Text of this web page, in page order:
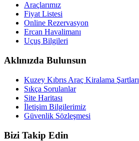
Araçlarımız
Fiyat Listesi
Online Rezervasyon
Ercan Havalimanı
Uçuş Bilgileri
Aklınızda Bulunsun
Kuzey Kıbrıs Araç Kiralama Şartları
Sıkça Sorulanlar
Site Haritası
İletişim Bilgilerimiz
Güvenlik Sözleşmesi
Bizi Takip Edin